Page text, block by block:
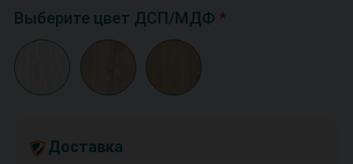
Выберите цвет ДСП/МДФ
Доставка